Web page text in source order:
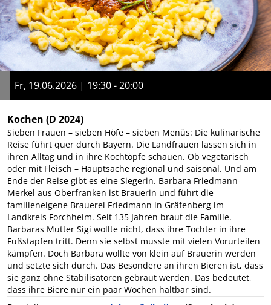
Fr, 19.06.2026 | 19:30 - 20:00
Kochen (D 2024)
Sieben Frauen – sieben Höfe – sieben Menüs: Die kulinarische
Reise führt quer durch Bayern. Die Landfrauen lassen sich in
ihren Alltag und in ihre Kochtöpfe schauen. Ob vegetarisch
oder mit Fleisch – Hauptsache regional und saisonal. Und am
Ende der Reise gibt es eine Siegerin. Barbara Friedmann-
Merkel aus Oberfranken ist Brauerin und führt die
familieneigene Brauerei Friedmann in Gräfenberg im
Landkreis Forchheim. Seit 135 Jahren braut die Familie.
Barbaras Mutter Sigi wollte nicht, dass ihre Tochter in ihre
Fußstapfen tritt. Denn sie selbst musste mit vielen Vorurteilen
kämpfen. Doch Barbara wollte von klein auf Brauerin werden
und setzte sich durch. Das Besondere an ihren Bieren ist, dass
sie ganz ohne Stabilisatoren gebraut werden. Das bedeutet,
dass ihre Biere nur ein paar Wochen haltbar sind.